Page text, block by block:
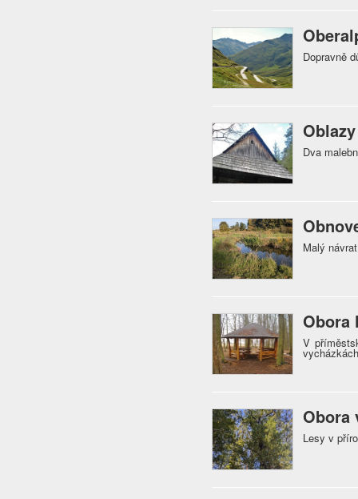
Dopravně
Oblazy
Dva
Malý
Obora
V
Obora
Lesy v